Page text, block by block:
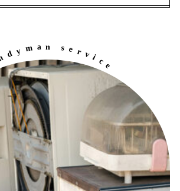
詳しく見る
cycle
ai
dym a n s e rvice